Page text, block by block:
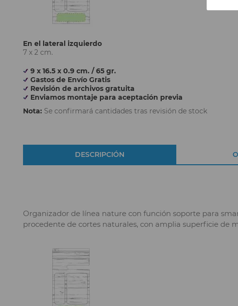
En el lateral izquierdo
7 x 2 cm.
9 x 16.5 x 0.9 cm. / 65 gr.
Gastos de Envío Gratis
Revisión de archivos gratuita
Enviamos montaje para aceptación previa
Nota: Se confirmará cantidades tras revisión de stock
DESCRIPCIÓN
Organizador de línea nature con función soporte para
procedente de cortes naturales, con amplia superficie de